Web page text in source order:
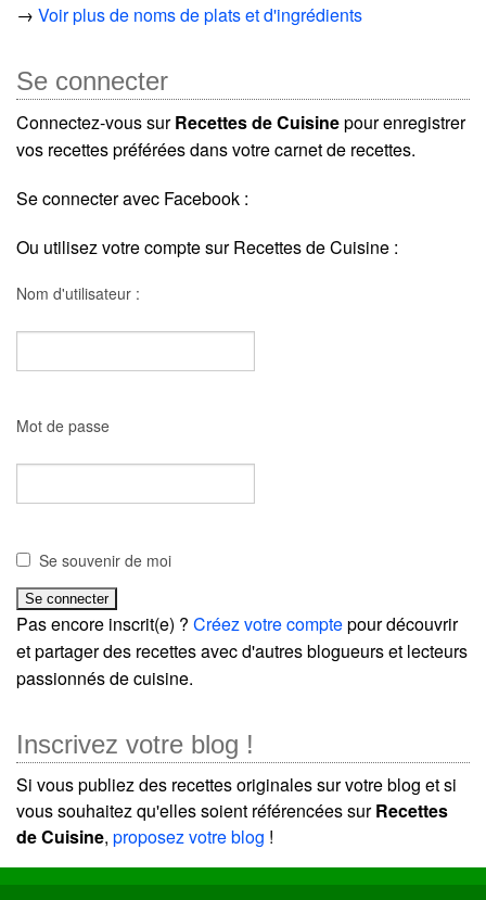
→ Voir plus de noms de plats et d'ingrédients
Se connecter
Connectez-vous surRecettes de Cuisinepour enregistrer
vos recettes préférées dans votre carnet de recettes.
Se connecter avec Facebook :
Ou utilisez votre compte sur Recettes de Cuisine :
Nom d'utilisateur :
Mot de passe
Se souvenir de moi
Pas encore inscrit(e) ? Créez votre comptepour découvrir
et partager des recettes avec d'autres blogueurs et lecteurs
passionnés de cuisine.
Inscrivez votre blog !
Si vous publiez des recettes originales sur votre blog et si
vous souhaitez qu'elles soient référencées surRecettes
de Cuisine, proposez votre blog !